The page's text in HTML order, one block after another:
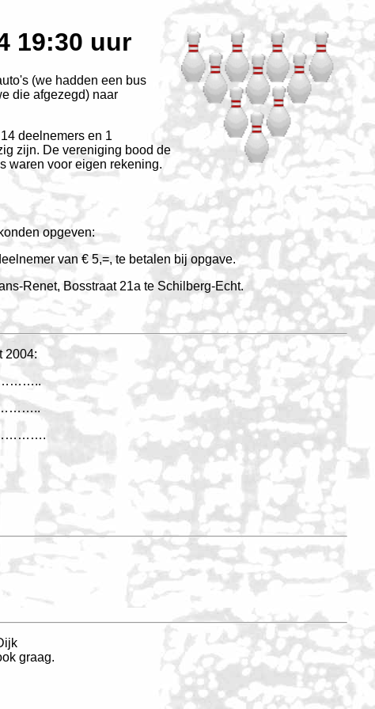
19:30 uur
(we hadden een bus
die afgezegd) naar
deelnemers en 1
zijn. De vereniging bood de
waren voor eigen rekening.
opgeven:
van € 5,=, te betalen bij opgave.
Renet, Bosstraat 21a te Schilberg-Echt.
2004:
graag.